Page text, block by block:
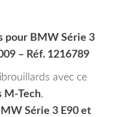
pour BMW Série 3
– Réf. 1216789
avec ce
M-Tech,
Série 3 E90 et